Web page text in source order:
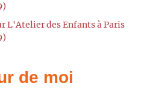
L'Atelier des Enfants à Paris
de moi